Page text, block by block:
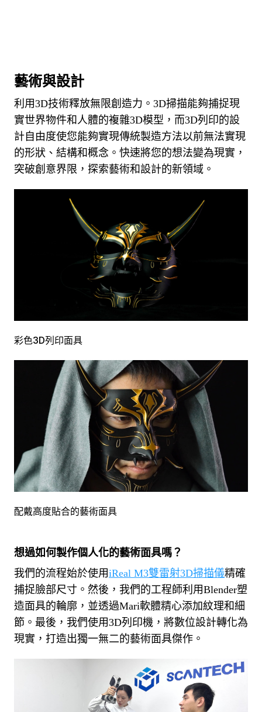
藝術與設計
利用3D技術釋放無限創造力。 3D掃描能夠捕捉現
實世界物件和人體的複雜3D模型，而3D列印的設
計自由度使您能夠實現傳統製造方法以前無法實現
的形狀、結構和概念。 快速將您的想法變為現實，
突破創意界限，探索藝術和設計的新領域。
彩色3D列印面具
配戴高度貼合的藝術面具
想過如何製作個人化的藝術面具嗎？
我們的流程始於使用iReal M3雙雷射3D掃描儀精確
捕捉臉部尺寸。 然後，我們的工程師利用Blender塑
造面具的輪廓，並透過Mari軟體精心添加紋理和細
節。 最後，我們使用3D列印機，將數位設計轉化為
現實，打造出獨一無二的藝術面具傑作。